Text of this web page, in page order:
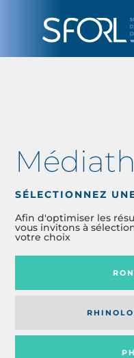
SÉLECTIONNEZ
Afin d'optimiser les
vous invitons à
votre choix